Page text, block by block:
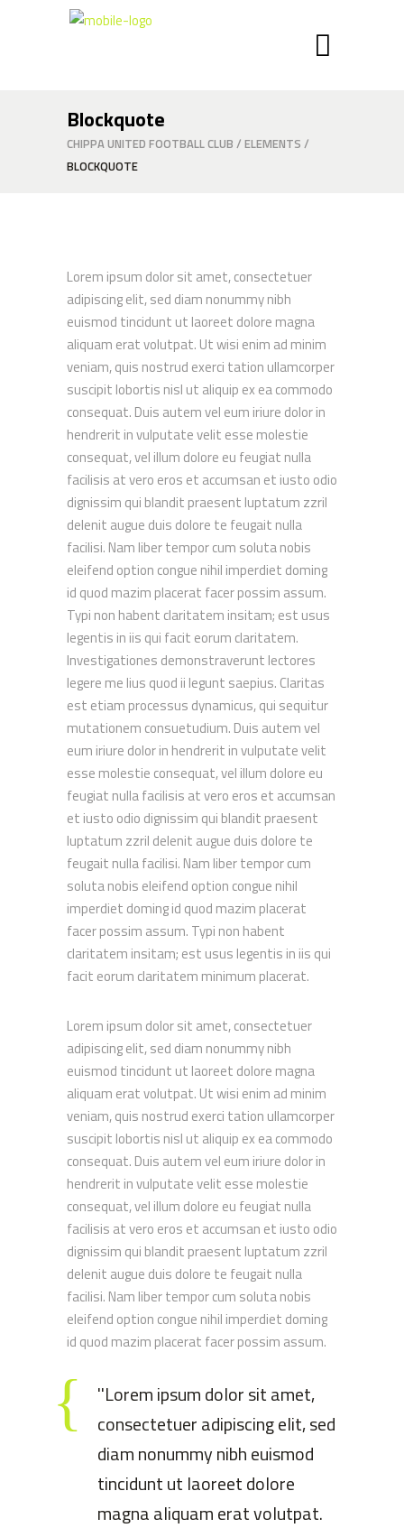
Blockquote
CHIPPA UNITED FOOTBALL CLUB / ELEMENTS /
BLOCKQUOTE
Lorem ipsum dolor sit amet, consectetuer
adipiscing elit, sed diam nonummy nibh
euismod tincidunt ut laoreet dolore magna
aliquam erat volutpat. Ut wisi enim ad minim
veniam, quis nostrud exerci tation ullamcorper
suscipit lobortis nisl ut aliquip ex ea commodo
consequat. Duis autem vel eum iriure dolor in
hendrerit in vulputate velit esse molestie
consequat, vel illum dolore eu feugiat nulla
facilisis at vero eros et accumsan et iusto odio
dignissim qui blandit praesent luptatum zzril
delenit augue duis dolore te feugait nulla
facilisi. Nam liber tempor cum soluta nobis
eleifend option congue nihil imperdiet doming
id quod mazim placerat facer possim assum.
Typi non habent claritatem insitam; est usus
legentis in iis qui facit eorum claritatem.
Investigationes demonstraverunt lectores
legere me lius quod ii legunt saepius. Claritas
est etiam processus dynamicus, qui sequitur
mutationem consuetudium. Duis autem vel
eum iriure dolor in hendrerit in vulputate velit
esse molestie consequat, vel illum dolore eu
feugiat nulla facilisis at vero eros et accumsan
et iusto odio dignissim qui blandit praesent
luptatum zzril delenit augue duis dolore te
feugait nulla facilisi. Nam liber tempor cum
soluta nobis eleifend option congue nihil
imperdiet doming id quod mazim placerat
facer possim assum. Typi non habent
claritatem insitam; est usus legentis in iis qui
facit eorum claritatem minimum placerat.
Lorem ipsum dolor sit amet, consectetuer
adipiscing elit, sed diam nonummy nibh
euismod tincidunt ut laoreet dolore magna
aliquam erat volutpat. Ut wisi enim ad minim
veniam, quis nostrud exerci tation ullamcorper
suscipit lobortis nisl ut aliquip ex ea commodo
consequat. Duis autem vel eum iriure dolor in
hendrerit in vulputate velit esse molestie
consequat, vel illum dolore eu feugiat nulla
facilisis at vero eros et accumsan et iusto odio
dignissim qui blandit praesent luptatum zzril
delenit augue duis dolore te feugait nulla
facilisi. Nam liber tempor cum soluta nobis
eleifend option congue nihil imperdiet doming
id quod mazim placerat facer possim assum.
''Lorem ipsum dolor sit amet,
consectetuer adipiscing elit, sed
diam nonummy nibh euismod
tincidunt ut laoreet dolore
magna aliquam erat volutpat.